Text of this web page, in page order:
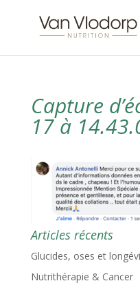
Capture
17 à
Articles récents
Glucides, oses et
Nutrithérapie & Cancer